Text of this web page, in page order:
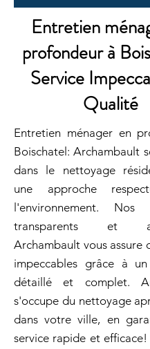
Entretien
profondeur à
Service
Qualité
Entretien ménager en
Boischatel: Archambault
dans le nettoyage
une approche
l'environnement.
transparents et
Archambault vous assure
impeccables grâce à
détaillé et complet.
s'occupe du nettoyage
dans votre ville, en
service rapide et